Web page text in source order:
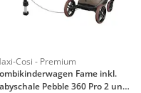
Cosi - Premium
Fame inkl.
Pebble 360 Pro 2 und